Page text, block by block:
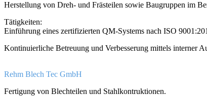
Herstellung von Dreh- und Frästeilen sowie Baugruppen im
Tätigkeiten:
Einführung eines zertifizierten QM-Systems nach ISO
Kontinuierliche Betreuung und Verbesserung mittels interner
Rehm Blech Tec GmbH
Fertigung von Blechteilen und Stahlkontruktionen.